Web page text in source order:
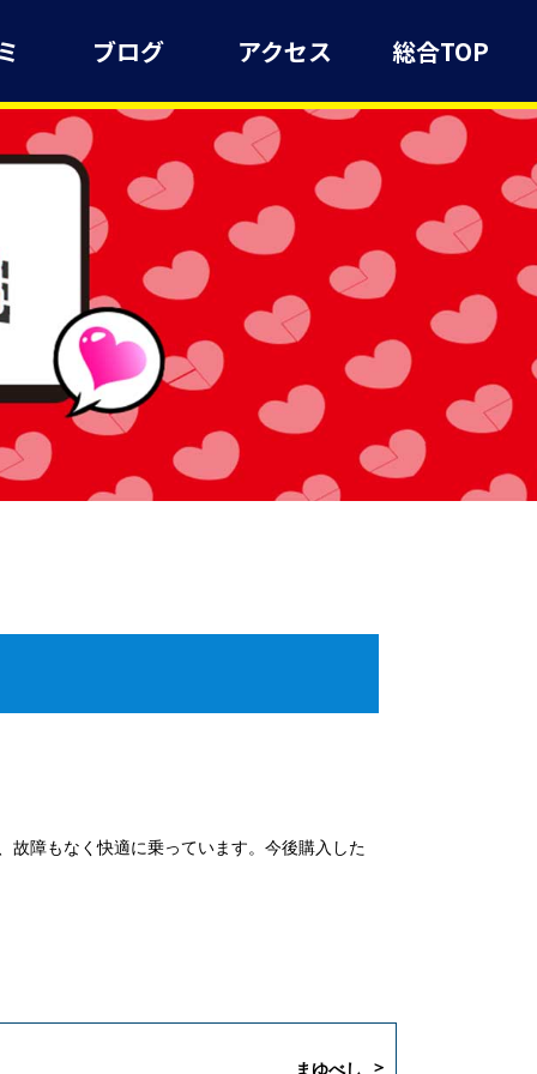
ブログ アクセス 総合TOP
故障もなく快適に乗っています。今後購入した
まゆべし